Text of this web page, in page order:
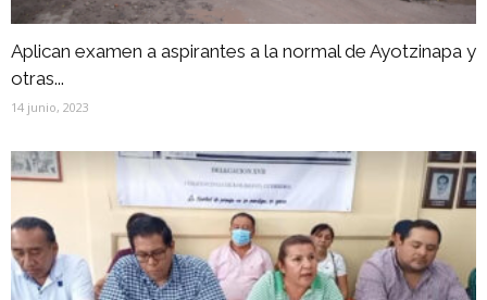
Aplican examen a aspirantes a la normal de Ayotzinapa y
otras...
14 junio, 2023